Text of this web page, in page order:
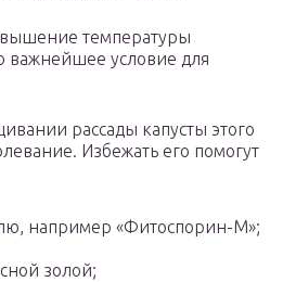
температуры
условие для
рассады капусты этого
Избежать его помогут
например «Фитоспорин-М»;
золой;